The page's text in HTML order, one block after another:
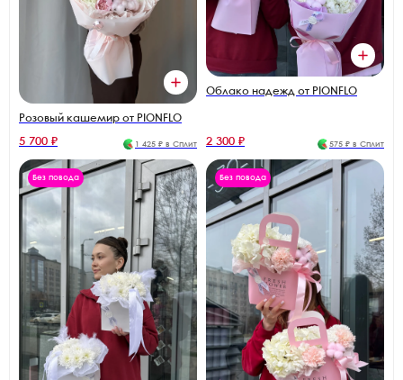
Розовый кашемир от PIONFLO
5 700 ₽ 1 425 ₽ в Сплит
Облако надежд от PIONFLO
2 300 ₽ 575 ₽ в Сплит
Без повода Без повода